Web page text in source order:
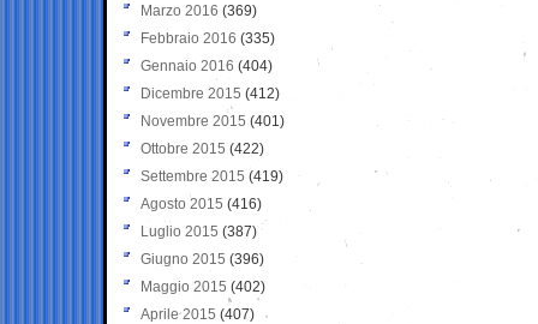
Marzo 2016 (369)
Febbraio 2016 (335)
Gennaio 2016 (404)
Dicembre 2015 (412)
Novembre 2015 (401)
Ottobre 2015 (422)
Settembre 2015 (419)
Agosto 2015 (416)
Luglio 2015 (387)
Giugno 2015 (396)
Maggio 2015 (402)
Aprile 2015 (407)